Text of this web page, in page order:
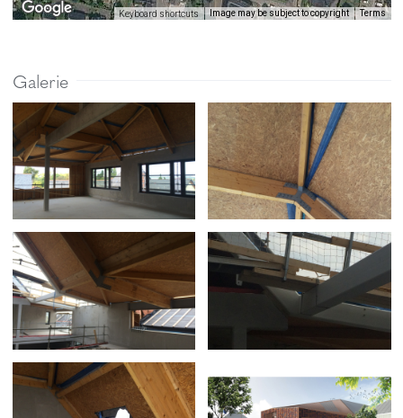
Keyboard shortcuts Image may be subject to copyright Terms
Galerie